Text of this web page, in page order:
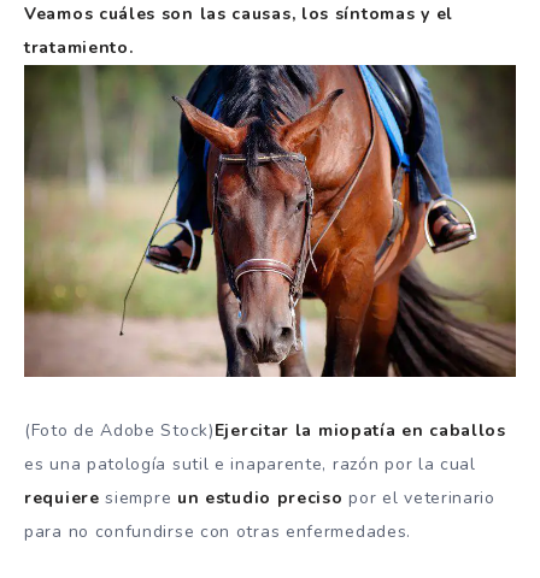
Veamos cuáles son las causas, los síntomas y el
tratamiento.
(Foto de Adobe Stock)Ejercitar la miopatía en caballos
es una patología sutil e inaparente, razón por la cual
requiere siempre un estudio precisopor el veterinario
para no confundirse con otras enfermedades.